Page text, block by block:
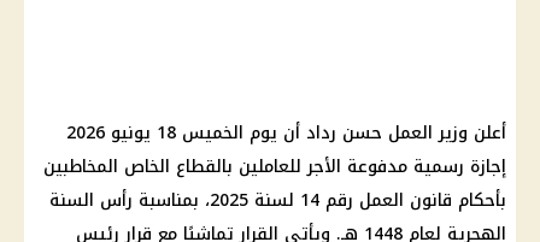
أعلن وزير العمل حسن رداد أن يوم الخميس 18 يونيو 2026
إجازة رسمية مدفوعة الأجر للعاملين بالقطاع الخاص المخاطبين
بأحكام قانون العمل رقم 14 لسنة 2025، بمناسبة رأس السنة
الهجرية لعام 1448 هـ. ويأتي القرار تماشيًا مع قرار رئيس